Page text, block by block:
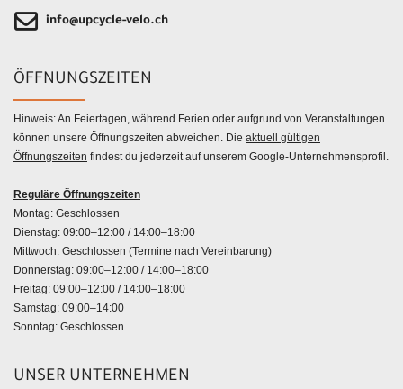
info@upcycle-velo.ch
ÖFFNUNGSZEITEN
Hinweis: An Feiertagen, während Ferien oder aufgrund von Veranstaltungen
können unsere Öffnungszeiten abweichen. Die aktuell gültigen
Öffnungszeiten findest du jederzeit auf unserem Google-Unternehmensprofil.
Reguläre Öffnungszeiten
Montag: Geschlossen
Dienstag: 09:00–12:00 / 14:00–18:00
Mittwoch: Geschlossen (Termine nach Vereinbarung)
Donnerstag: 09:00–12:00 / 14:00–18:00
Freitag: 09:00–12:00 / 14:00–18:00
Samstag: 09:00–14:00
Sonntag: Geschlossen
UNSER UNTERNEHMEN